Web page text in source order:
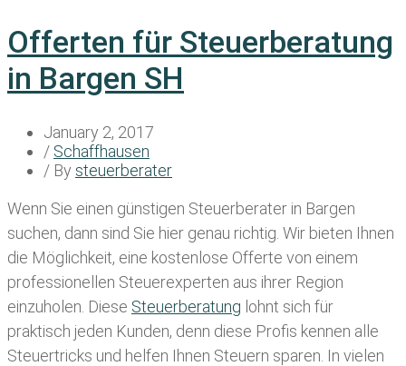
Offerten für Steuerberatung
in Bargen SH
January 2, 2017
/ Schaffhausen
/ By steuerberater
Wenn Sie einen günstigen Steuerberater in Bargen
suchen, dann sind Sie hier genau richtig. Wir bieten Ihnen
die Möglichkeit, eine kostenlose Offerte von einem
professionellen Steuerexperten aus ihrer Region
einzuholen. Diese Steuerberatung lohnt sich für
praktisch jeden Kunden, denn diese Profis kennen alle
Steuertricks und helfen Ihnen Steuern sparen. In vielen